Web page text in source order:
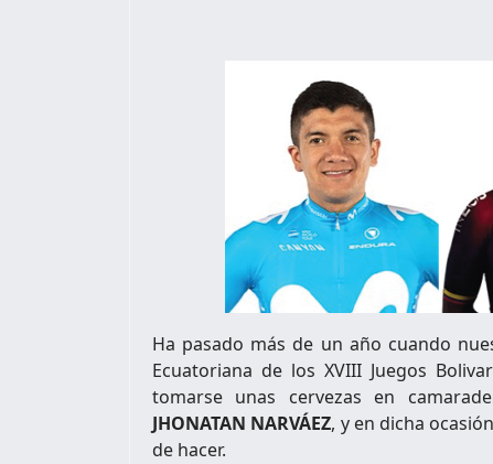
Ha pasado más de un año cuando
Ecuatoriana de los XVIII Juegos
tomarse unas cervezas en
JHONATAN NARVÁEZ, y en dicha
de hacer.